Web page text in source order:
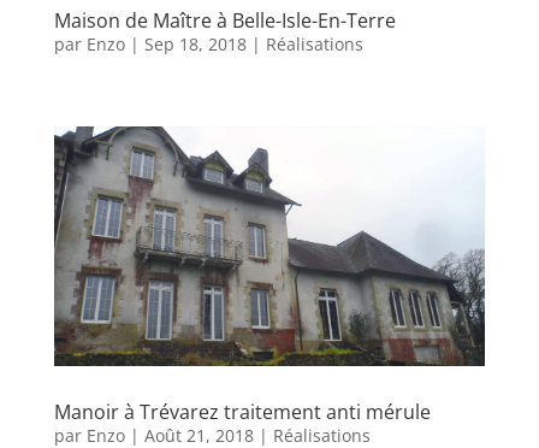
Maison de Maître à Belle-Isle-En-Terre
par Enzo| Sep 18, 2018| Réalisations
Manoir à Trévarez traitement anti mérule
par Enzo| Août 21, 2018| Réalisations